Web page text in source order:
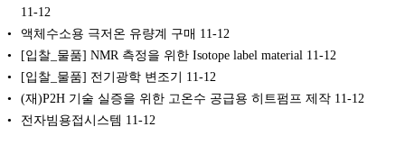
11-12
액체수소용 극저온 유량계 구매 11-12
[입찰_물품] NMR 측정을 위한 Isotope label material 11-12
[입찰_물품] 전기광학 변조기 11-12
(재)P2H 기술 실증을 위한 고온수 공급용 히트펌프 제작 11-12
전자빔용접시스템 11-12